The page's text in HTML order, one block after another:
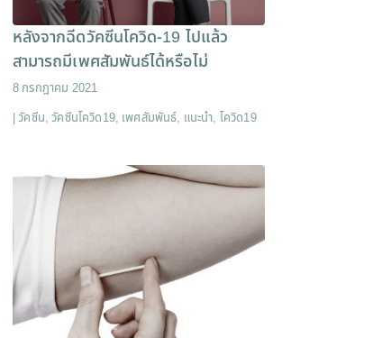
หลังจากฉีดวัคซีนโควิด-19 ไปแล้ว
สามารถมีเพศสัมพันธ์ได้หรือไม่
8 กรกฎาคม 2021
|วัคซีน,วัคซีนโควิด19, เพศสัมพันธ์, แนะนำ, โควิด19